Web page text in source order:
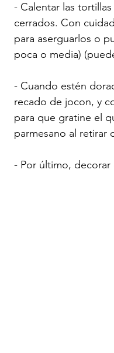
- Calentar las
cerrados. Con
para aserguarlos o
poca o media)
- Cuando estén
recado de jocon, y
para que gratine el
parmesano al retirar
- Por último,